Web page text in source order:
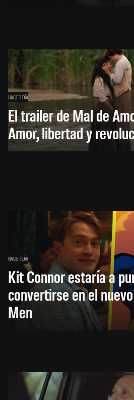
HACE 1 DÍA
El trailer de Mal de
Amor, libertad y
HACE 1 DÍA
Kit Connor estaría a
convertirse en el
Men